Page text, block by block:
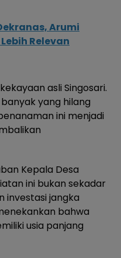
Arumi
Relevan
asli Singosari.
yang hilang
ini menjadi
Kepala Desa
ini bukan sekadar
investasi jangka
bahwa
usia panjang